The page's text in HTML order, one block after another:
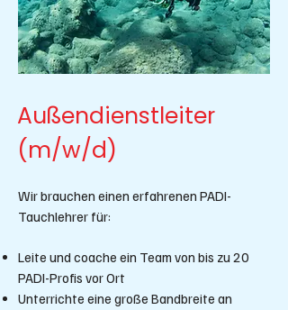
Außendienstleiter
(m/w/d)
Wir brauchen einen erfahrenen PADI-
Tauchlehrer für:
Leite und coache ein Team von bis zu 20
PADI-Profis vor Ort
Unterrichte eine große Bandbreite an